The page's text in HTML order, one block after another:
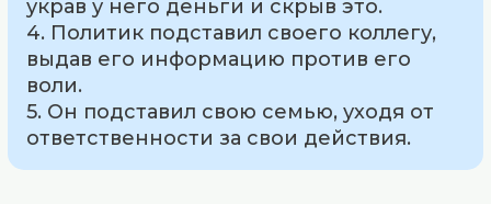
украв у него деньги и скрыв это.
4. Политик подставил своего коллегу,
выдав его информацию против его
воли.
5. Он подставил свою семью, уходя от
ответственности за свои действия.